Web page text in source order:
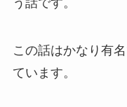
この話はかなり有
ています。